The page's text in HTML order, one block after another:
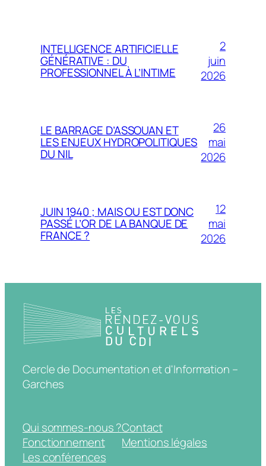
INTELLIGENCE ARTIFICIELLE
GÉNÉRATIVE : DU
PROFESSIONNEL À L’INTIME
2
juin
2026
LE BARRAGE D’ASSOUAN ET
LES ENJEUX HYDROPOLITIQUES
DU NIL
26
mai
2026
JUIN 1940 ; MAIS OU EST DONC
PASSÉ L’OR DE LA BANQUE DE
FRANCE ?
12
mai
2026
Cercle de Documentation et d'Information –
Garches
Qui sommes-nous ?
Fonctionnement
Les conférences
Contact
Mentions légales